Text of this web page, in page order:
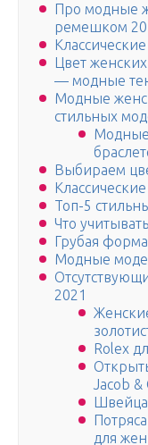
Про модные
ремешком
Цвет
— модные
Модные
стильных
Модные
Выбираем
Топ-5
Что
Грубая
Модные
2021
Rolex
Jacob &
для